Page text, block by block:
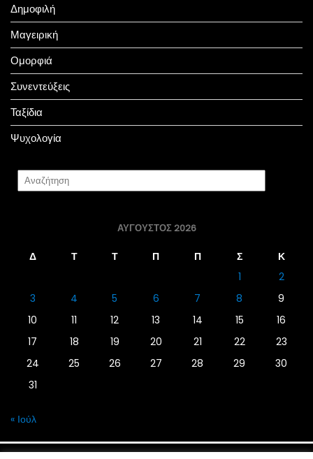
Δημοφιλή
Μαγειρική
Ομορφιά
Συνεντεύξεις
Ταξίδια
Ψυχολογία
ΑΎΓΟΥΣΤΟΣ 2026
Δ Τ Τ Π Π Σ
Κ
1
2
3
4 5 6 7 8
9
10
11 12 13 14 15
16
17
18 19 20 21 22
23
24
25 26 27 28 29
30
31
« Ιούλ